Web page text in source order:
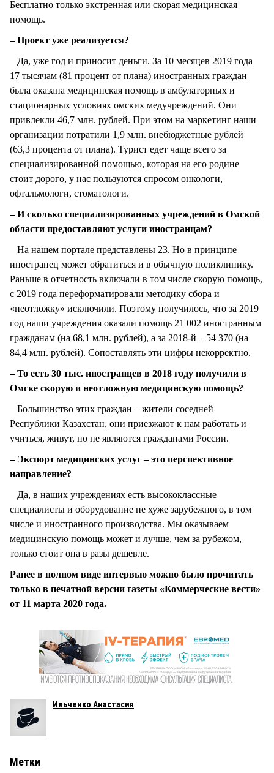
Бесплатно только экстренная или скорая медицинская
помощь.
– Проект уже реализуется?
– Да, уже год и приносит деньги. За 10 месяцев 2019 года
17 тысячам (81 процент от плана) иностранных граждан
была оказана медицинская помощь в амбулаторных и
стационарных условиях омских медучреждений. Они
привлекли 46,7 млн. рублей. При этом на маркетинг наши
организации потратили 1,9 млн. внебюджетные рублей
(63,3 процента от плана). Турист едет чаще всего за
специализированной помощью, которая на его родине
стоит дорого, у нас пользуются спросом онкологи,
офтальмологи, стоматологи.
– И сколько специализированных учреждений в Омской
области предоставляют услуги иностранцам?
– На нашем портале представлены 23. Но в принципе
иностранец может обратиться и в обычную поликлинику.
Раньше в отчетность включали в том числе скорую помощь,
с 2019 года переформатировали методику сбора и
«неотложку» исключили. Поэтому получилось, что за 2019
год наши учреждения оказали помощь 21 002 иностранным
гражданам (на 68,1 млн. рублей), а за 2018-й – 54 370 (на
84,4 млн. рублей). Сопоставлять эти цифры некорректно.
– То есть 30 тыс. иностранцев в 2018 году получили в
Омске скорую и неотложную медицинскую помощь?
– Большинство этих граждан – жители соседней
Республики Казахстан, они приезжают к нам работать и
учиться, живут, но не являются гражданами России.
– Экспорт медицинских услуг – это перспективное
направление?
– Да, в наших учреждениях есть высококлассные
специалисты и оборудование не хуже зарубежного, в том
числе и иностранного производства. Мы оказываем
медицинскую помощь может и лучше, чем за рубежом,
только стоит она в разы дешевле.
Ранее в полном виде интервью можно было прочитать
только в печатной версии газеты «Коммерческие вести»
от 11 марта 2020 года.
Ильченко Анастасия
Метки